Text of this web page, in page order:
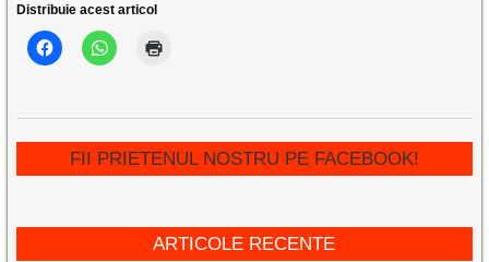
Distribuie acest articol
FII PRIETENUL NOSTRU PE FACEBOOK!
ARTICOLE RECENTE